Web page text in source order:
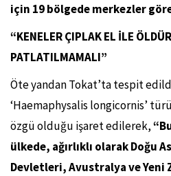
için 19 bölgede merkezler
“KENELER ÇIPLAK EL İLE
PATLATILMAMALI”
Öte yandan Tokat’ta tespit
‘Haemaphysalis longicornis’
özgü olduğu işaret edilerek,
ülkede, ağırlıklı olarak Doğu
Devletleri, Avustralya ve Yeni